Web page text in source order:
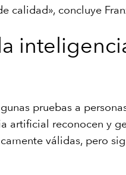
calidad», concluye
pruebas a
artificial reconocen y
válidas, pero